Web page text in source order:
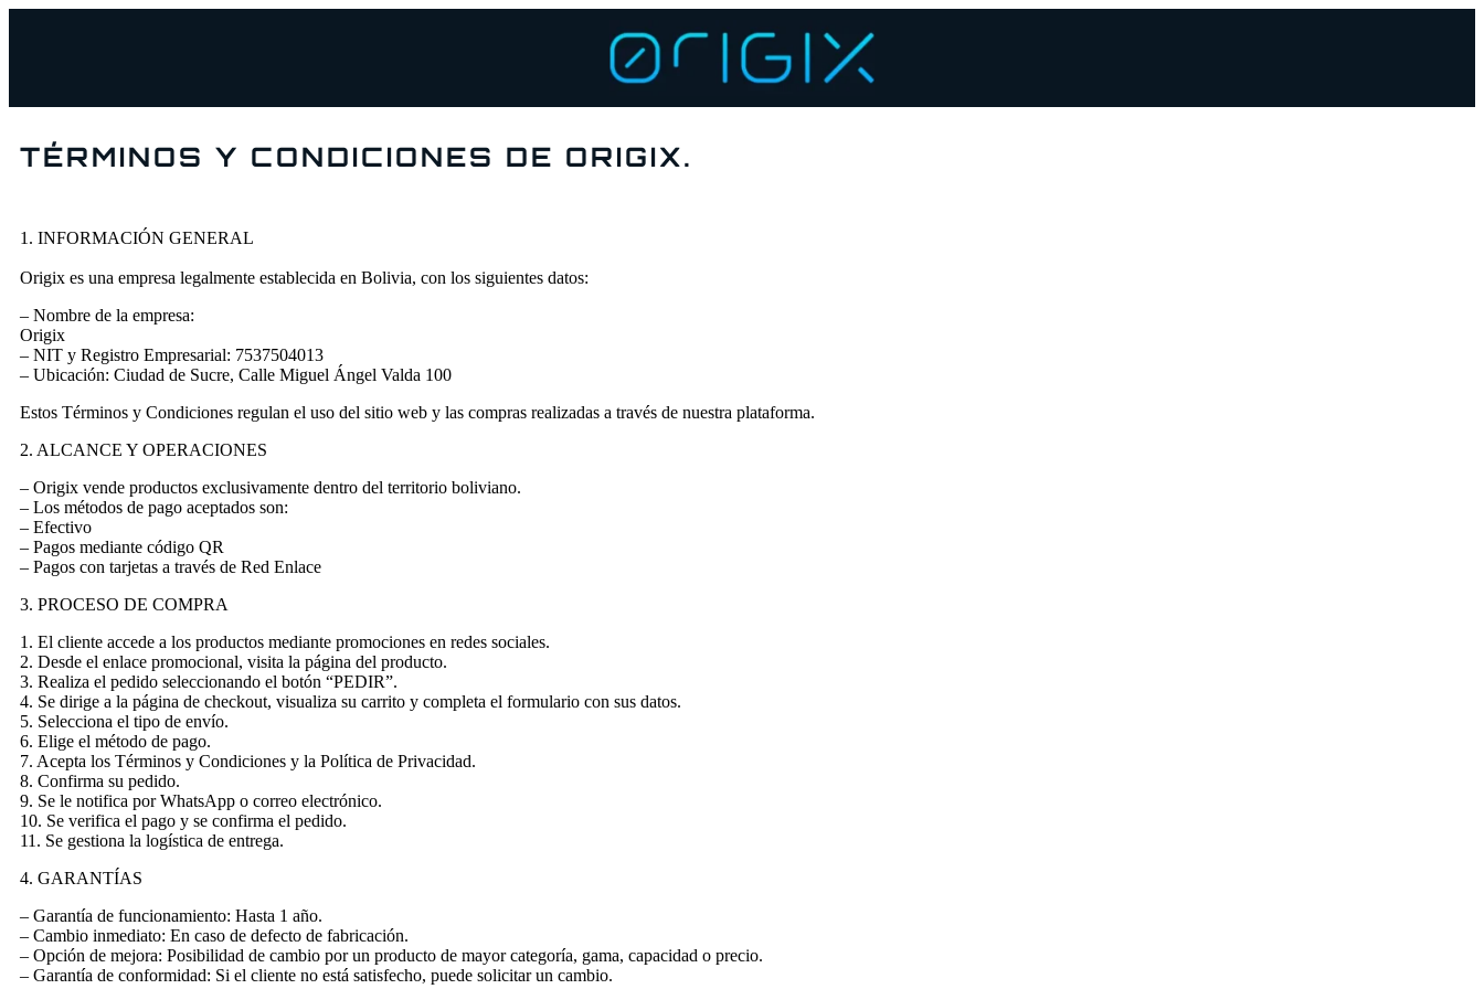
TÉRMINOS Y CONDICIONES DE ORIGIX.
1. INFORMACIÓN GENERAL
Origix es una empresa legalmente establecida en Bolivia, con los siguientes datos:
– Nombre de la empresa:
Origix
– NIT y Registro Empresarial: 7537504013
– Ubicación: Ciudad de Sucre, Calle Miguel Ángel Valda 100
Estos Términos y Condiciones regulan el uso del sitio web y las compras realizadas a través de nuestra plataforma.
2. ALCANCE Y OPERACIONES
– Origix vende productos exclusivamente dentro del territorio boliviano.
– Los métodos de pago aceptados son:
– Efectivo
– Pagos mediante código QR
– Pagos con tarjetas a través de Red Enlace
3. PROCESO DE COMPRA
1. El cliente accede a los productos mediante promociones en redes sociales.
2. Desde el enlace promocional, visita la página del producto.
3. Realiza el pedido seleccionando el botón “PEDIR”.
4. Se dirige a la página de checkout, visualiza su carrito y completa el formulario con sus datos.
5. Selecciona el tipo de envío.
6. Elige el método de pago.
7. Acepta los Términos y Condiciones y la Política de Privacidad.
8. Confirma su pedido.
9. Se le notifica por WhatsApp o correo electrónico.
10. Se verifica el pago y se confirma el pedido.
11. Se gestiona la logística de entrega.
4. GARANTÍAS
– Garantía de funcionamiento: Hasta 1 año.
– Cambio inmediato: En caso de defecto de fabricación.
– Opción de mejora: Posibilidad de cambio por un producto de mayor categoría, gama, capacidad o precio.
– Garantía de conformidad: Si el cliente no está satisfecho, puede solicitar un cambio.